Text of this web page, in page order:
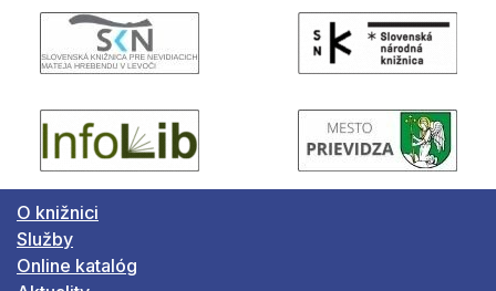
O knižnici
Služby
Online katalóg